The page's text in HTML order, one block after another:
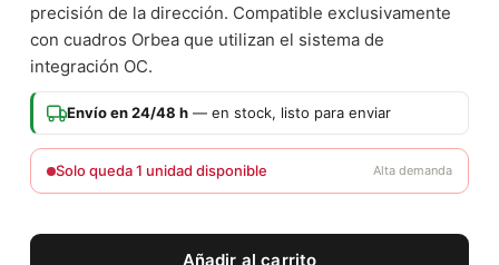
precisión de la dirección. Compatible exclusivamente
con cuadros Orbea que utilizan el sistema de
integración OC.
Envío en 24/48 h — en stock, listo para enviar
Solo queda 1 unidad disponible Alta demanda
Añadir al carrito